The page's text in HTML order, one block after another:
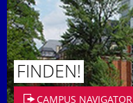
FINDEN!
CAMPUS NAVIGATOR